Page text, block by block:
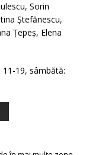
Sorin
Ștefănescu,
Țepeș, Elena
19, sâmbătă: